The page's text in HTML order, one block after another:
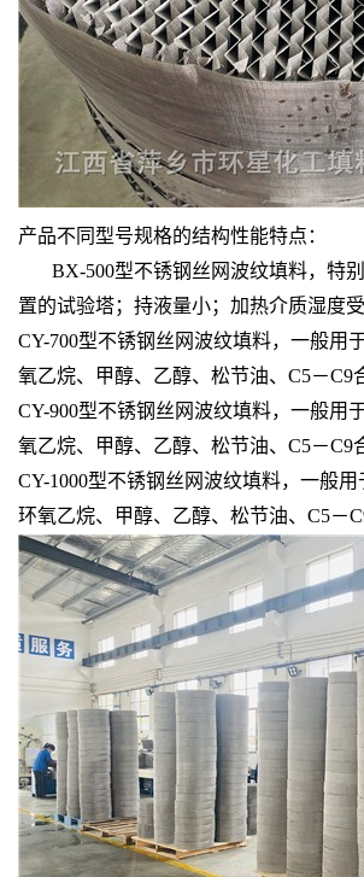
产品不同型号规格的结构性能特点：
BX-500型不锈钢丝网波纹填料，特别
置的试验塔；持液量小；加热介质湿度
CY-700型不锈钢丝网波纹填料，一般用
氧乙烷、甲醇、乙醇、松节油、C5－C9
CY-900型不锈钢丝网波纹填料，一般用
氧乙烷、甲醇、乙醇、松节油、C5－C9
CY-1000型不锈钢丝网波纹填料，一般
环氧乙烷、甲醇、乙醇、松节油、C5－